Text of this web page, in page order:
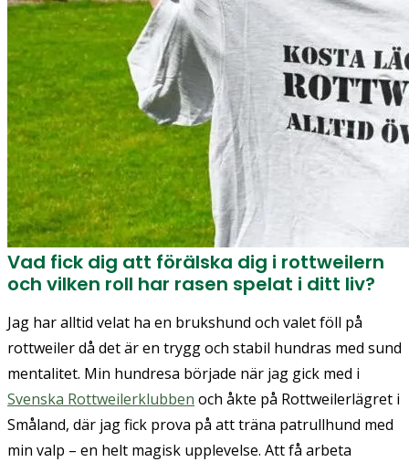
Vad fick dig att förälska dig i rottweilern
och vilken roll har rasen spelat i ditt liv?
Jag har alltid velat ha en brukshund och valet föll på
rottweiler då det är en trygg och stabil hundras med sund
mentalitet. Min hundresa började när jag gick med i
Svenska Rottweilerklubben och åkte på Rottweilerlägret i
Småland, där jag fick prova på att träna patrullhund med
min valp – en helt magisk upplevelse. Att få arbeta